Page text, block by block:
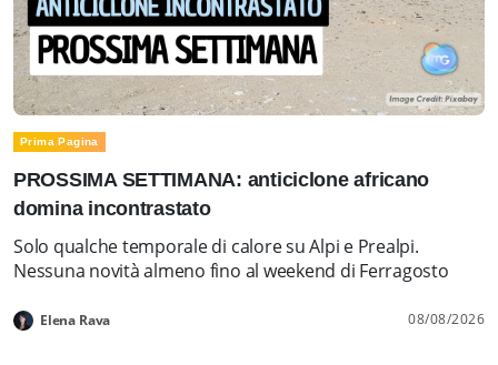
Prima Pagina
PROSSIMA SETTIMANA: anticiclone africano
domina incontrastato
Solo qualche temporale di calore su Alpi e Prealpi.
Nessuna novità almeno fino al weekend di Ferragosto
Elena Rava 08/08/2026